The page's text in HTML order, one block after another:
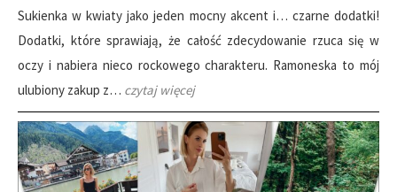
Sukienka w kwiaty jako jeden mocny akcent i… czarne dodatki!
Dodatki, które sprawiają, że całość zdecydowanie rzuca się w
oczy i nabiera nieco rockowego charakteru. Ramoneska to mój
ulubiony zakup z… czytaj więcej